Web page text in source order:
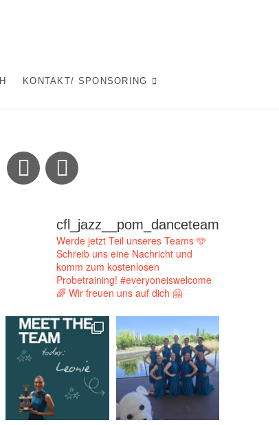
KONTAKT/ SPONSORING
cfl_jazz__pom_danceteam
Werde jetzt Teil unseres Teams 🩵
Schreib uns eine Nachricht und
komm zum kostenlosen
Probetraining! #everyoneiswelcome
🌈 Wir freuen uns auf dich 🤗